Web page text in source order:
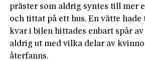
präster som aldrig syntes till mer
och tittat på ett hus. En vätte hade
kvar i bilen hittades enbart spår
aldrig ut med vilka delar av
återfanns.